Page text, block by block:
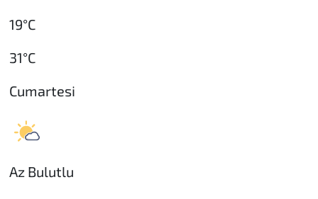
19°C
31°C
Cumartesi
Az Bulutlu